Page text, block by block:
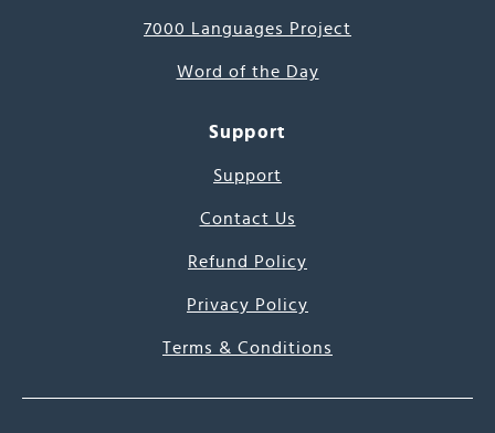
7000 Languages Project
Word of the Day
Support
Support
Contact Us
Refund Policy
Privacy Policy
Terms & Conditions